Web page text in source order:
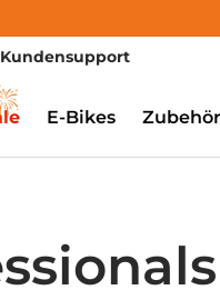
E-Bikes Zubehör